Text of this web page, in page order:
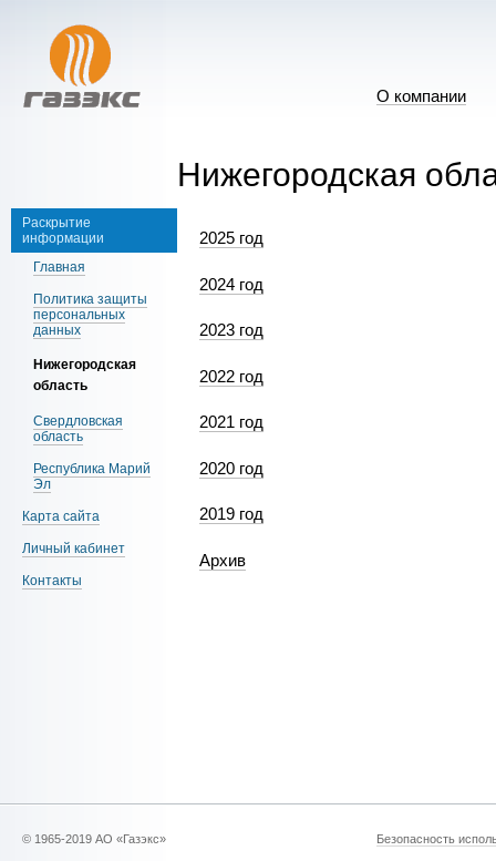
О компании
Нижегородская
2025 год
2024 год
2023 год
2022 год
2021 год
2020 год
2019 год
Архив
Раскрытие
информации
Главная
Политика защиты
персональных
данных
Нижегородская
область
Свердловская
область
Республика Марий
Эл
Карта сайта
Личный кабинет
Контакты
© 1965-2019 АО «Газэкс» Безопасность